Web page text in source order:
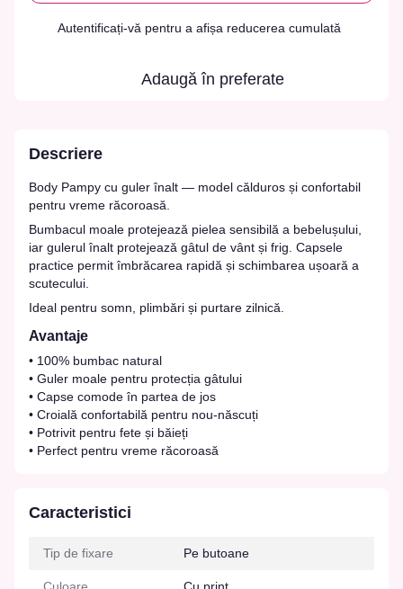
Autentificați-vă pentru a afișa reducerea cumulată
Adaugă în preferate
Descriere
Body Pampy cu guler înalt — model călduros și confortabil
pentru vreme răcoroasă.
Bumbacul moale protejează pielea sensibilă a bebelușului,
iar gulerul înalt protejează gâtul de vânt și frig. Capsele
practice permit îmbrăcarea rapidă și schimbarea ușoară a
scutecului.
Ideal pentru somn, plimbări și purtare zilnică.
Avantaje
• 100% bumbac natural
• Guler moale pentru protecția gâtului
• Capse comode în partea de jos
• Croială confortabilă pentru nou-născuți
• Potrivit pentru fete și băieți
• Perfect pentru vreme răcoroasă
Caracteristici
Tip de fixare Pe butoane